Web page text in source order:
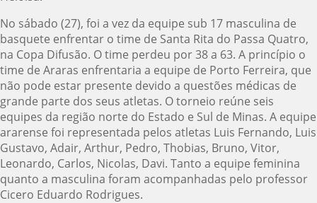
No sábado (27), foi a vez da equipe sub 17 masculina de
basquete enfrentar o time de Santa Rita do Passa Quatro,
na Copa Difusão. O time perdeu por 38 a 63. A princípio o
time de Araras enfrentaria a equipe de Porto Ferreira, que
não pode estar presente devido a questões médicas de
grande parte dos seus atletas. O torneio reúne seis
equipes da região norte do Estado e Sul de Minas. A equipe
ararense foi representada pelos atletas Luis Fernando, Luis
Gustavo, Adair, Arthur, Pedro, Thobias, Bruno, Vitor,
Leonardo, Carlos, Nicolas, Davi. Tanto a equipe feminina
quanto a masculina foram acompanhadas pelo professor
Cicero Eduardo Rodrigues.